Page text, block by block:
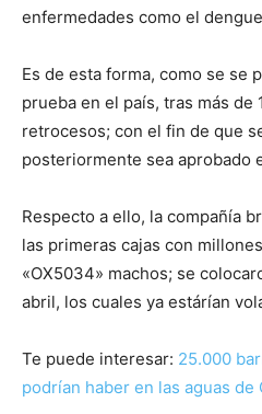
enfermedades como el
Es de esta forma, como se se
prueba en el país, tras más de
retrocesos; con el fin de que
posteriormente sea aprobado
Respecto a ello, la compañía
las primeras cajas con
«OX5034» machos; se
abril, los cuales ya estárían
Te puede interesar: 25.000
podrían haber en las aguas de